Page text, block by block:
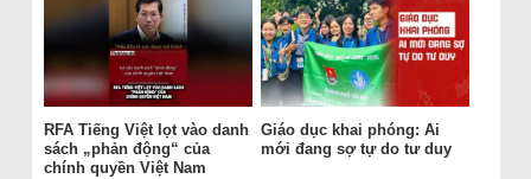
RFA Tiếng Việt lọt vào danh
sách „phản động“ của
chính quyền Việt Nam
Giáo dục khai phóng: Ai
mới đang sợ tự do tư duy